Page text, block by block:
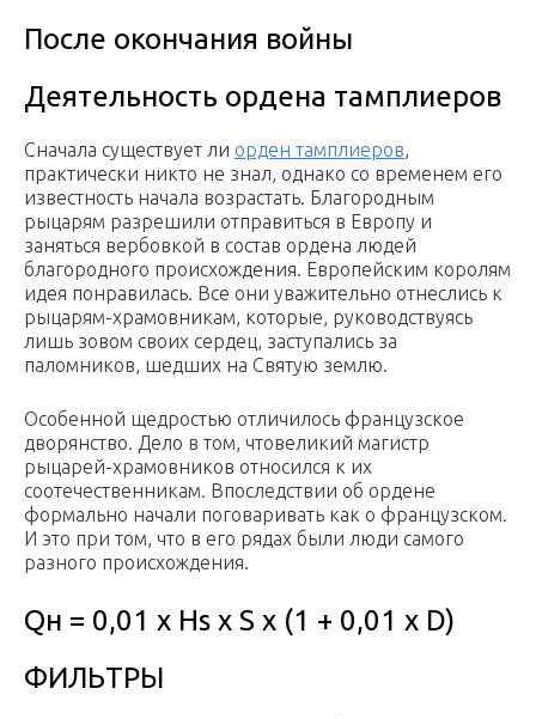
После окончания войны
Деятельность ордена тамплиеров
Сначала существует ли орден тамплиеров,
практически никто не знал, однако со временем его
известность начала возрастать. Благородным
рыцарям разрешили отправиться в Европу и
заняться вербовкой в состав ордена людей
благородного происхождения. Европейским королям
идея понравилась. Все они уважительно отнеслись к
рыцарям-храмовникам, которые, руководствуясь
лишь зовом своих сердец, заступались за
паломников, шедших на Святую землю.
Особенной щедростью отличилось французское
дворянство. Дело в том, чтовеликий магистр
рыцарей-храмовников относился к их
соотечественникам. Впоследствии об ордене
формально начали поговаривать как о французском.
И это при том, что в его рядах были люди самого
разного происхождения.
Qн = 0,01 x Hs x S x (1 + 0,01 x D)
ФИЛЬТРЫ